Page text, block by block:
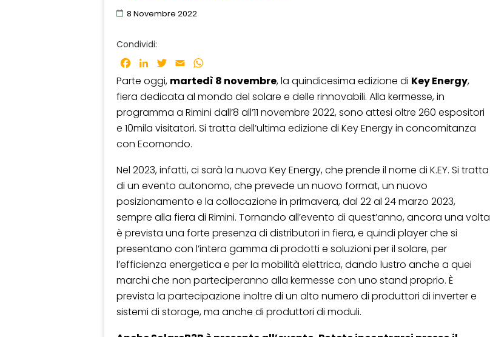
8 Novembre 2022
Condividi:
Facebook
LinkedInTwitter
Email
Parte oggi, martedì 8 novembre, la quindicesima edizione di Key Energy,
fiera dedicata al mondo del solare e delle rinnovabili. Alla kermesse, in
programma a Rimini dall’8 all’11 novembre 2022, sono attesi oltre 260 espositori
e 10mila visitatori. Si tratta dell’ultima edizione di Key Energy in concomitanza
con Ecomondo.
Nel 2023, infatti, ci sarà la nuova Key Energy, che prende il nome di K.EY. Si tratta
di un evento autonomo, che prevede un nuovo format, un nuovo
posizionamento e la collocazione in primavera, dal 22 al 24 marzo 2023,
sempre alla fiera di Rimini. Tornando all’evento di quest’anno, ancora una volta
è prevista una forte presenza di distributori in fiera, e quindi player che si
presentano con l’intera gamma di prodotti e soluzioni per il solare, per
l’efficienza energetica e per la mobilità elettrica, dando lustro anche a quei
marchi che non parteciperanno alla kermesse con uno stand proprio. È
prevista la partecipazione inoltre di un alto numero di produttori di inverter e
sistemi di storage, ma anche di produttori di moduli.